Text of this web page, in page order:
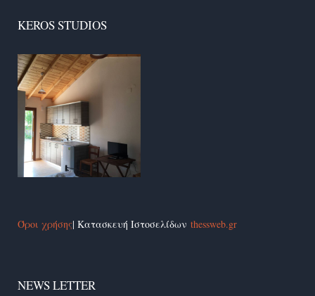
KEROS STUDIOS
Όροι χρήσης| Κατασκευή Ιστοσελίδων thessweb.gr
NEWS LETTER